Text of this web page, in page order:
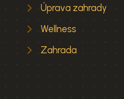
Úprava zahrady
Wellness
Zahrada